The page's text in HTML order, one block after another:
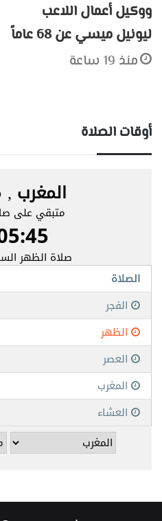
ووكيل أعمال اللاعب
ليونيل ميسي عن 68 عاماً
منذ 19 ساعة
أوقات الصلاة